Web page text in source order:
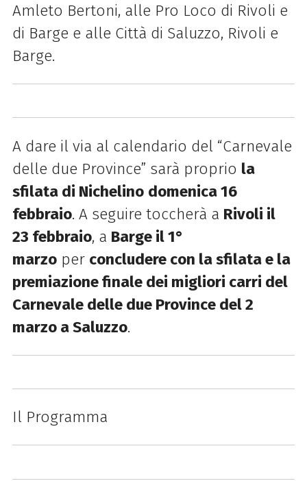
Amleto Bertoni, alle Pro Loco di Rivoli e
di Barge e alle Città di Saluzzo, Rivoli e
Barge.
A dare il via al calendario del “Carnevale
delle due Province” sarà proprio la
sfilata di Nichelino domenica 16
febbraio. A seguire toccherà a Rivoli il
23 febbraio, a Barge il 1°
marzoper concludere con la sfilata e la
premiazione finale dei migliori carri del
Carnevale delle due Province del 2
marzo a Saluzzo.
Il Programma